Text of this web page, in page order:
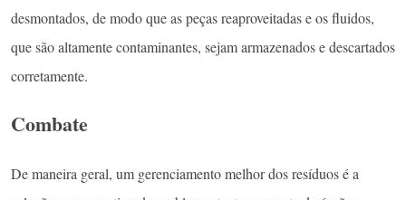
desmontados, de modo que as peças reaproveitadas e os fluidos,
que são altamente contaminantes, sejam armazenados e descartados
corretamente.
Combate
De maneira geral, um gerenciamento melhor dos resíduos é a